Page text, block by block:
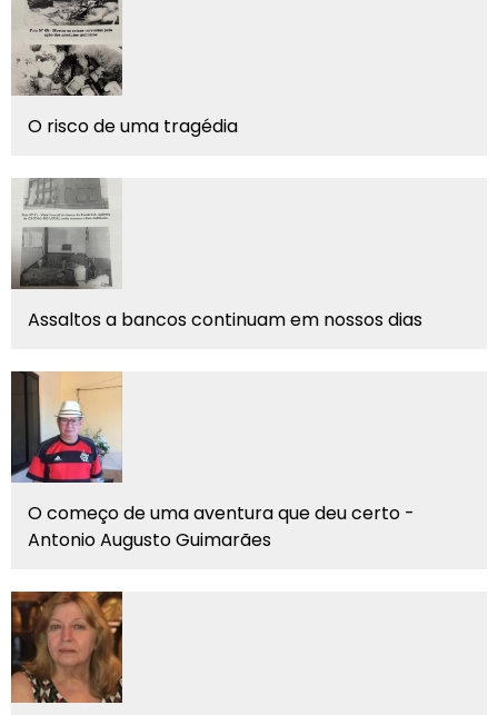
O risco de uma tragédia
Assaltos a bancos continuam em nossos dias
O começo de uma aventura que deu certo -
Antonio Augusto Guimarães